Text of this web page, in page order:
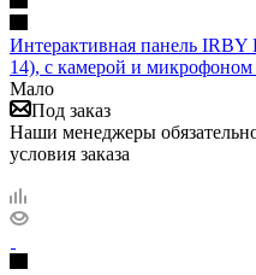
Интерактивная панель
14), c камерой и
Мало
Под заказ
Наши менеджеры
условия заказа